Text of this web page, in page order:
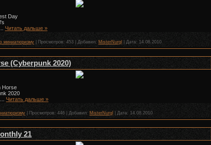
Day
Читать дальше »
миниатюризму Просмотров: 453 Добавил: MisterNurgl Дата: 14.08.2010
(Cyberpunk 2020)
Horse
2020
Читать дальше »
Просмотров: 446 Добавил: MisterNurgl | Дата: 14.08.2010
21